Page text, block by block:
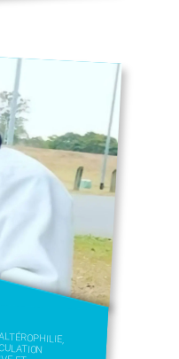
ET